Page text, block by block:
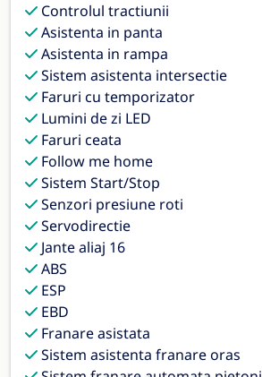
Controlul tractiunii
Asistenta in panta
Asistenta in rampa
Sistem asistenta intersectie
Faruri cu temporizator
Lumini de zi LED
Faruri ceata
Follow me home
Sistem Start/Stop
Senzori presiune roti
Servodirectie
Jante aliaj 16
ABS
ESP
EBD
Franare asistata
Sistem asistenta franare oras